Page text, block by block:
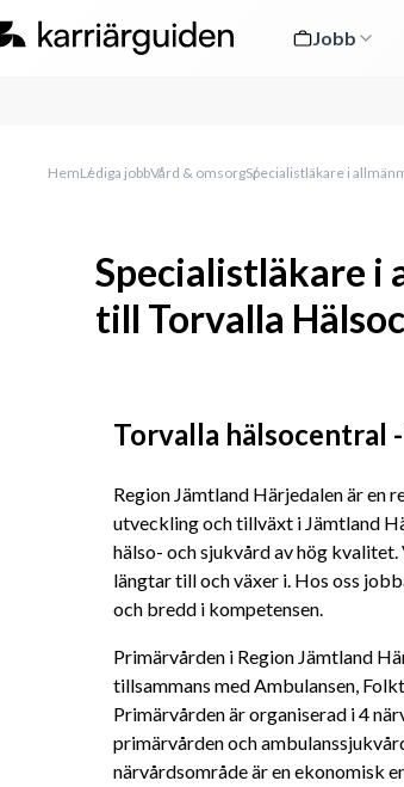
Jobb
HemLediga jobbVård & omsorgSpecialistläkare i
Specialistläkare i
till Torvalla
Torvalla hälsocentral
Region Jämtland Härjedalen är en
utveckling och tillväxt i Jämtland
hälso- och sjukvård av hög kvalitet.
längtar till och växer i. Hos oss
och bredd i kompetensen.
Primärvården i Region Jämtland
tillsammans med Ambulansen,
Primärvården är organiserad i 4
primärvården och
närvårdsområde är en ekonomisk